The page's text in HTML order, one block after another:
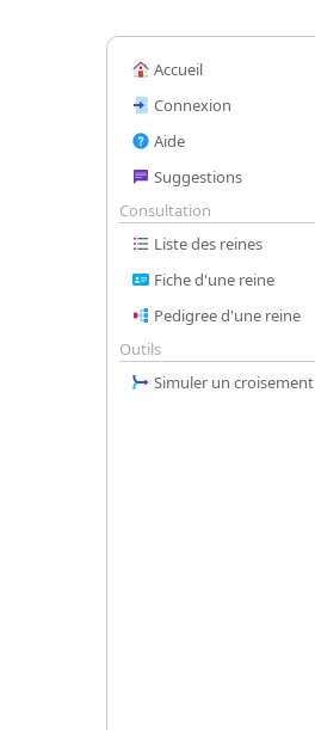
Accueil
Connexion
Aide
Suggestions
Consultation
Liste des reines
Fiche d'une reine
Pedigree d'une reine
Outils
Simuler un croisement